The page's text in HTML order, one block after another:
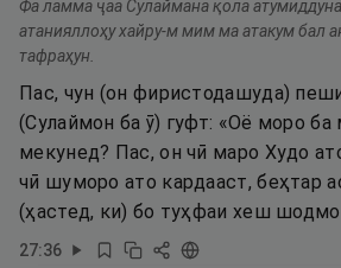
Фа ламма ҷаа Сулаймана қола
атанияллоҳу хайру-м мим ма атакум бал
тафраҳун.
Пас, чун (он фиристодашуда)
(Сулаймон ба ӯ) гуфт: «Оё моро ба
мекунед? Пас, он чӣ маро Худо
чӣ шуморо ато кардааст, беҳтар
(ҳастед, ки) бо туҳфаи хеш
27:36